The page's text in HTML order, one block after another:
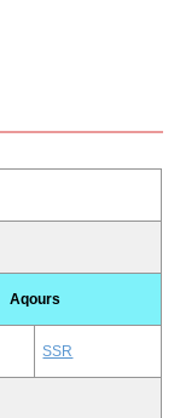
Aqours
SSR